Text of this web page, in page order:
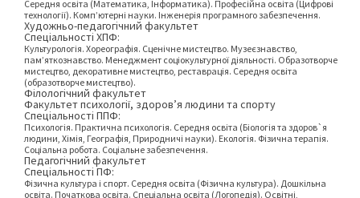
Середня освіта (Математика, Інформатика). Професійна освіта (Цифрові
технології). Комп’ютерні науки. Інженерія програмного забезпечення.
Художньо-педагогічний факультет
Спеціальності ХПФ:
Культурологія. Хореографія. Сценічне мистецтво. Музеєзнавство,
пам’яткознавство. Менеджмент соціокультурної діяльності. Образотворче
мистецтво, декоративне мистецтво, реставрація. Середня освіта
(образотворче мистецтво).
Філологічний факультет
Факультет психології, здоров’я людини та спорту
Спеціальності ППФ:
Психологія. Практична психологія. Середня освіта (Біологія та здоров`я
людини, Хімія, Географія, Природничі науки). Екологія. Фізична терапія.
Соціальна робота. Соціальне забезпечення.
Педагогічний факультет
Спеціальності ПФ:
Фізична культура і спорт. Середня освіта (Фізична культура). Дошкільна
освіта. Початкова освіта. Спеціальна освіта (Логопедія). Освітні,